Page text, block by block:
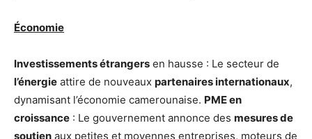
Économie
Investissements étrangers en hausse : Le secteur de
l’énergie attire de nouveaux partenaires internationaux,
dynamisant l’économie camerounaise. PME en
croissance : Le gouvernement annonce des mesures de
soutien aux petites et moyennes entreprises, moteurs de